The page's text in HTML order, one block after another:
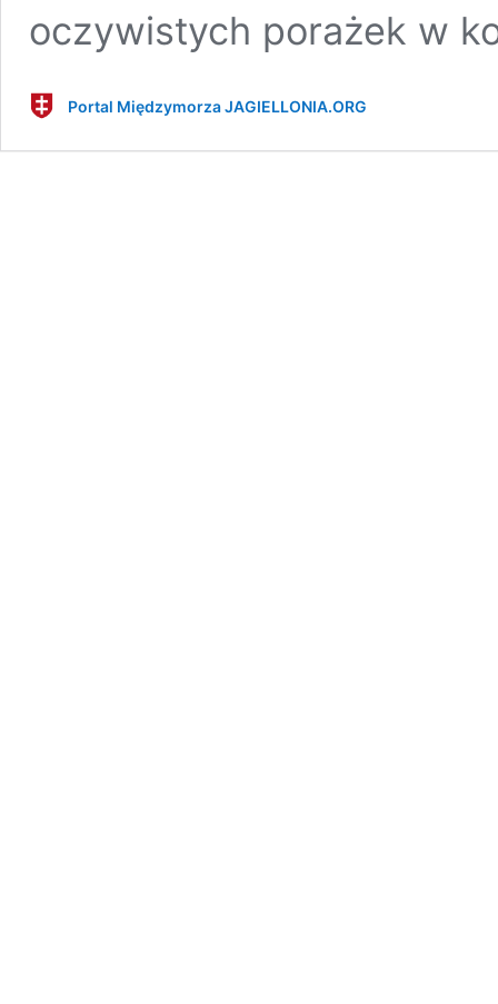
oczywistych porażek w
Portal Międzymorza JAGIELLONIA.ORG